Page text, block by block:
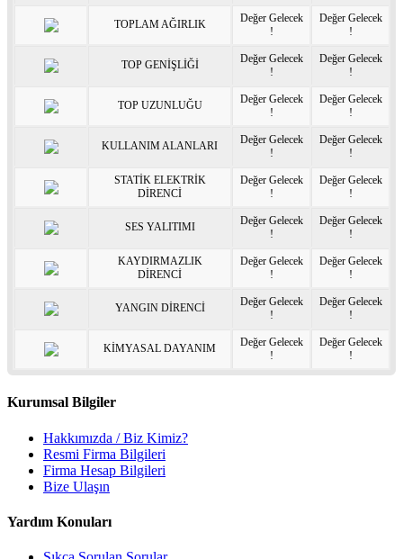
TOPLAM AĞIRLIK
Değer Gelecek
!
Değer Gelecek
!
TOP GENİŞLİĞİ
Değer Gelecek
!
Değer Gelecek
!
TOP UZUNLUĞU
Değer Gelecek
!
Değer Gelecek
!
KULLANIM ALANLARI
Değer Gelecek
!
Değer Gelecek
!
STATİK ELEKTRİK
DİRENCİ
Değer Gelecek
!
Değer Gelecek
!
SES YALITIMI
Değer Gelecek
!
Değer Gelecek
!
KAYDIRMAZLIK
DİRENCİ
Değer Gelecek
!
Değer Gelecek
!
YANGIN DİRENCİ
Değer Gelecek
!
Değer Gelecek
!
KİMYASAL DAYANIM
Değer Gelecek
!
Değer Gelecek
!
Kurumsal Bilgiler
Hakkımızda / Biz Kimiz?
Resmi Firma Bilgileri
Firma Hesap Bilgileri
Bize Ulaşın
Yardım Konuları